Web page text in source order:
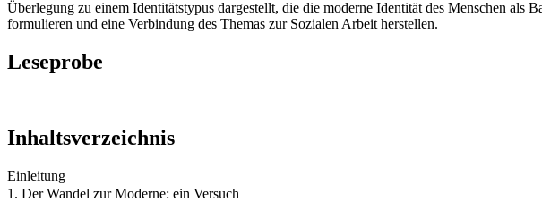
Überlegung zu einem Identitätstypus dargestellt, die die moderne Identität des Menschen als
formulieren und eine Verbindung des Themas zur Sozialen Arbeit herstellen.
Leseprobe
Inhaltsverzeichnis
Einleitung
1. Der Wandel zur Moderne: ein Versuch